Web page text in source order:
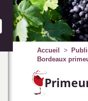
Accueil
Bordeaux